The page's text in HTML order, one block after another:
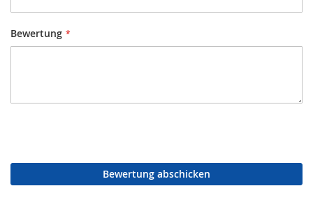
Bewertung
Bewertung abschicken